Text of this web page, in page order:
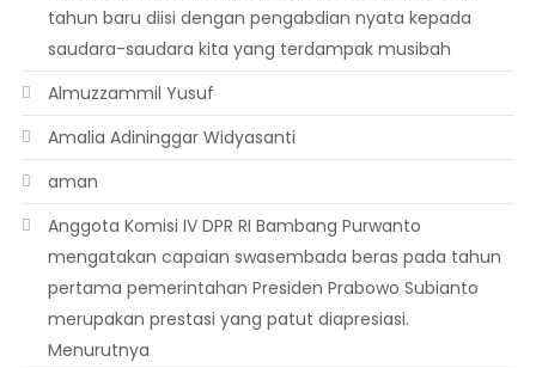
tahun baru diisi dengan pengabdian nyata kepada
saudara-saudara kita yang terdampak musibah
Almuzzammil Yusuf
Amalia Adininggar Widyasanti
aman
Anggota Komisi IV DPR RI Bambang Purwanto
mengatakan capaian swasembada beras pada tahun
pertama pemerintahan Presiden Prabowo Subianto
merupakan prestasi yang patut diapresiasi.
Menurutnya